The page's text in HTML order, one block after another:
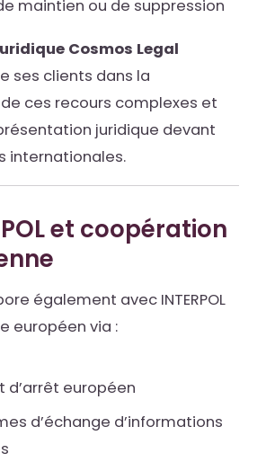
maintien ou de suppression
Cosmos Legal
ses clients dans la
ces recours complexes et
juridique devant
internationales.
et coopération
également avec INTERPOL
européen via :
d’arrêt européen
d’échange d’informations